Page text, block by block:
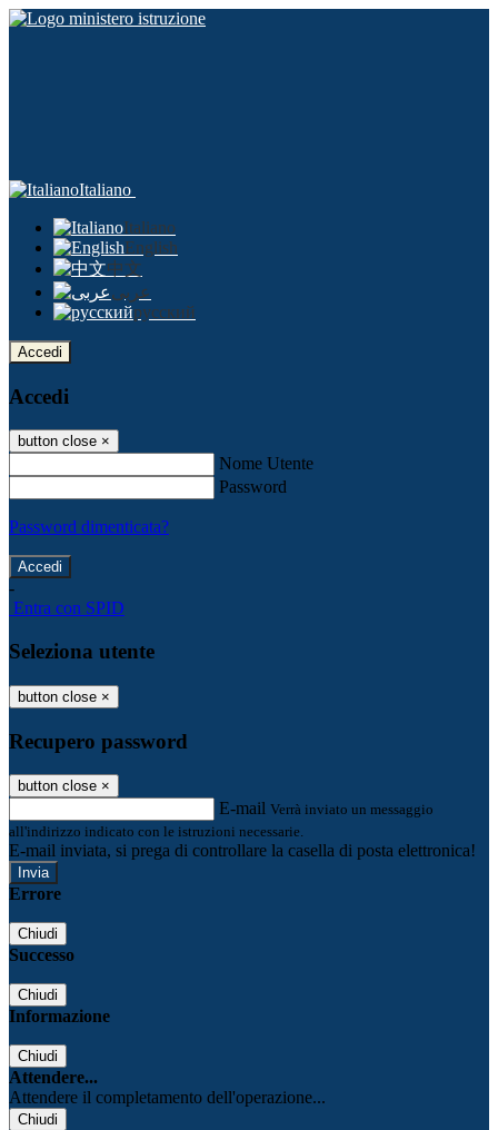
Italiano
Italiano
English
中文
عربى
русский
Accedi
Accedi
button close ×
Nome Utente
Password
Password dimenticata?
-
Entra con SPID
Seleziona utente
button close ×
Recupero password
button close ×
E-mail Verrà inviato un messaggio
all'indirizzo indicato con le istruzioni necessarie.
E-mail inviata, si prega di controllare la casella di posta elettronica!
Errore
Chiudi
Successo
Chiudi
Informazione
Chiudi
Attendere...
Attendere il completamento dell'operazione...
Chiudi